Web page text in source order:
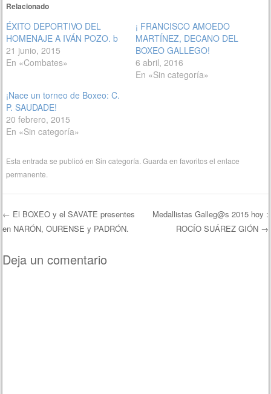
Relacionado
ÉXITO DEPORTIVO DEL
HOMENAJE A IVÁN POZO. b
21 junio, 2015
En «Combates»
¡ FRANCISCO AMOEDO
MARTÍNEZ, DECANO DEL
BOXEO GALLEGO!
6 abril, 2016
En «Sin categoría»
¡Nace un torneo de Boxeo: C.
P. SAUDADE!
20 febrero, 2015
En «Sin categoría»
Esta entrada se publicó enSin categoría . Guarda en favoritos elenlace
permanente
Navegación de entradas
← El BOXEO y el SAVATE presentes
en NARÓN, OURENSE y PADRÓN.
Medallistas Galleg@s 2015 hoy :
ROCÍO SUÁREZ GIÓN →
Deja un comentario